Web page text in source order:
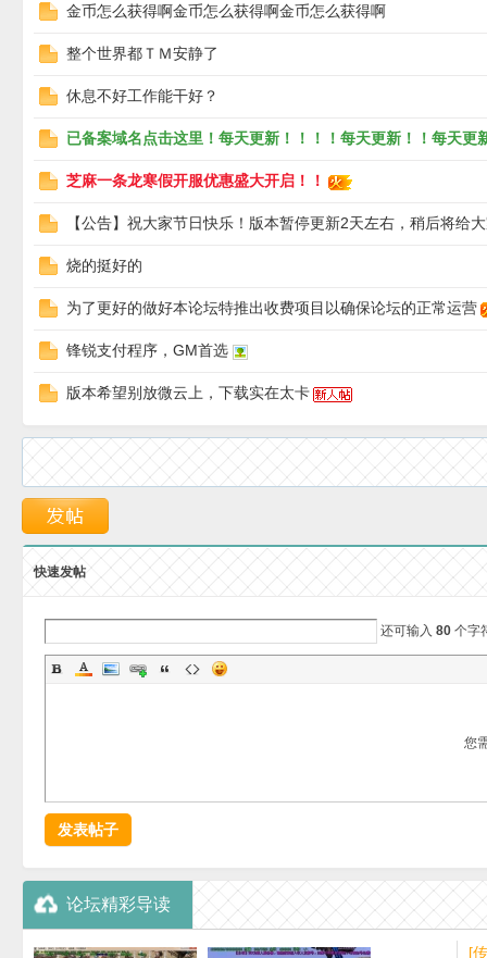
金币怎么获得啊金币怎么获得啊金币怎么获得啊
整个世界都ＴＭ安静了
休息不好工作能干好？
已备案域名点击这里！每天更新！！！！每天更新！！每天更
芝麻一条龙寒假开服优惠盛大开启！！
【公告】祝大家节日快乐！版本暂停更新2天左右，稍后将给
烧的挺好的
为了更好的做好本论坛特推出收费项目以确保论坛的正常运营
锋锐支付程序，GM首选
版本希望别放微云上，下载实在太卡
快速发帖
还可输入 80 个字
您
发表帖子
论坛精彩导读
[